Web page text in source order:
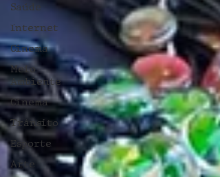
Saúde
Internet
Cinema
Meio
Ambiente
Cinema
Trânsito
Esporte
Arte